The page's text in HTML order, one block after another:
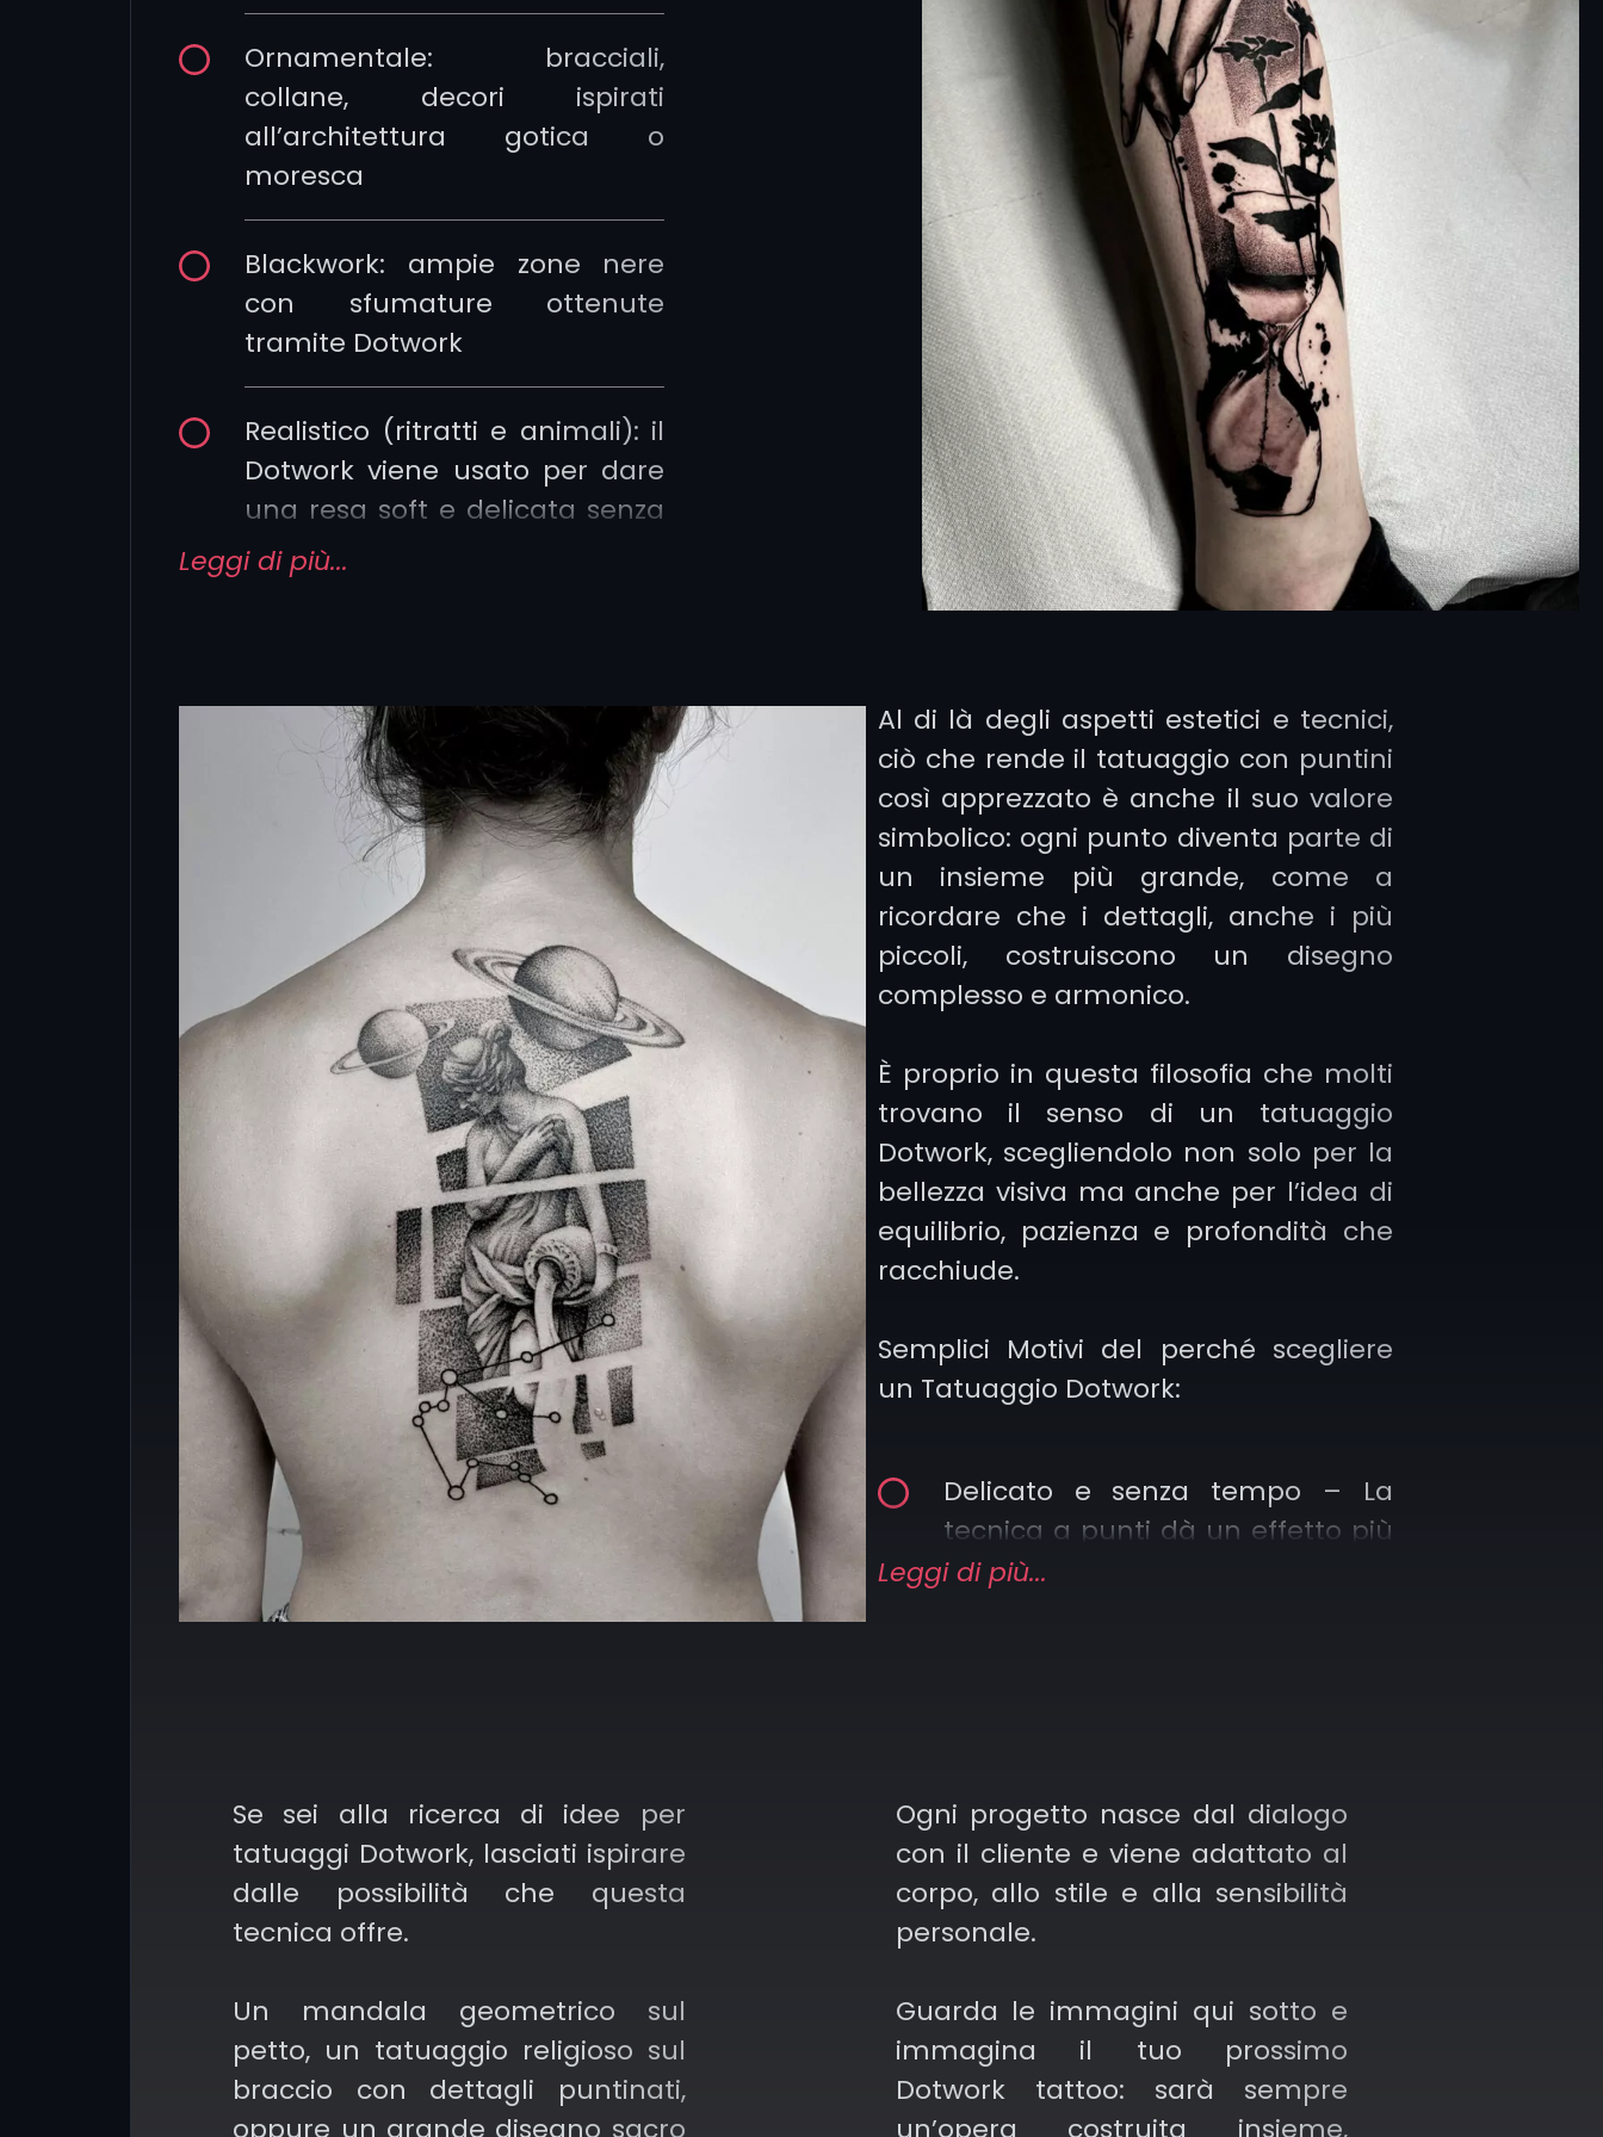
a sé stante nel mondo del tatuaggio
moderno, grazie a tatuatori che
hanno affinato questa tecnica in
modo straordinario.
Anche noi del MenoUno abbiamo
diversi artisti che usano questa
tecnica molto richiesta dai clienti.
Ornamentale: bracciali,
collane, decori ispirati
all’architettura gotica o
moresca
Blackwork: ampie zone nere
con sfumature ottenute
tramite Dotwork
Realistico (ritratti e animali): il
Dotwork viene usato per dare
una resa soft e delicata senza
usare ombreggiature
tradizionali
yantra, simboli alchemici,
divinità stilizzate
Tatuaggi ispirati alla natura:
fiori, insetti, foglie, tutti con
dettagli ottenuti tramite punti
Illustrazione e Surrealismo:
illustrazioni che si prestano al
puntinismo.
Tutti questi stili possono essere
arricchiti con il Dotwork per
aggiungere profondità, dettagli
delicati e un effetto visivo unico.
Leggi di più...
Al di là degli aspetti estetici e tecnici,
ciò che rende il tatuaggio con puntini
così apprezzato è anche il suo valore
simbolico: ogni punto diventa parte di
un insieme più grande, come a
ricordare che i dettagli, anche i più
piccoli, costruiscono un disegno
complesso e armonico.
È proprio in questa filosofia che molti
trovano il senso di un tatuaggio
Dotwork, scegliendolo non solo per la
bellezza visiva ma anche per l’idea di
equilibrio, pazienza e profondità che
racchiude.
Semplici Motivi del perché scegliere
un Tatuaggio Dotwork:
Delicato e senza tempo – La
tecnica a punti dà un effetto più
morbido rispetto alle
Perfetto per Blackwork – Essendo
basato su inchiostro nero e
sfumature con punti, il – Dotwork
in bianco e nero.
Meno invasivo sulla pelle –
Leggi di più...
Se sei alla ricerca di idee per
tatuaggi Dotwork, lasciati ispirare
dalle possibilità che questa
tecnica offre.
Un mandala geometrico sul
petto, un tatuaggio religioso sul
braccio con dettagli puntinati,
oppure un grande disegno sacro
Ogni progetto nasce dal dialogo
con il cliente e viene adattato al
corpo, allo stile e alla sensibilità
personale.
Guarda le immagini qui sotto e
immagina il tuo prossimo
Dotwork tattoo: sarà sempre
un’opera costruita insieme,